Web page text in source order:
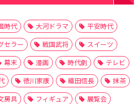
時代 大河ドラマ
平安時代
セラー 戦国武将
スイーツ
幕末 漫画 時代劇
テレビ
徳川家康 織田信長
抹茶
房具 フィギュア
展覧会